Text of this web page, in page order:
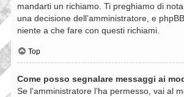
mandarti un richiamo. Ti preghiamo di
una decisione dell’amministratore, e
niente a che fare con questi richiami.
Top
Come posso segnalare messaggi ai
Se l’amministratore l’ha permesso, vai al